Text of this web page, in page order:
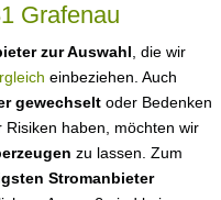
Grafenau
zur Auswahl , die wir
einbeziehen. Auch
gewechselt oder Bedenken
haben, möchten wir
zu lassen. Zum
Stromanbieter